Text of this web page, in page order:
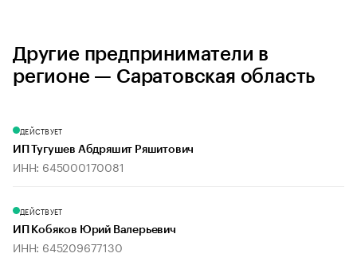
Другие предприниматели в
регионе — Саратовская область
ДЕЙСТВУЕТ
ИП Тугушев Абдряшит Ряшитович
ИНН: 645000170081
ДЕЙСТВУЕТ
ИП Кобяков Юрий Валерьевич
ИНН: 645209677130